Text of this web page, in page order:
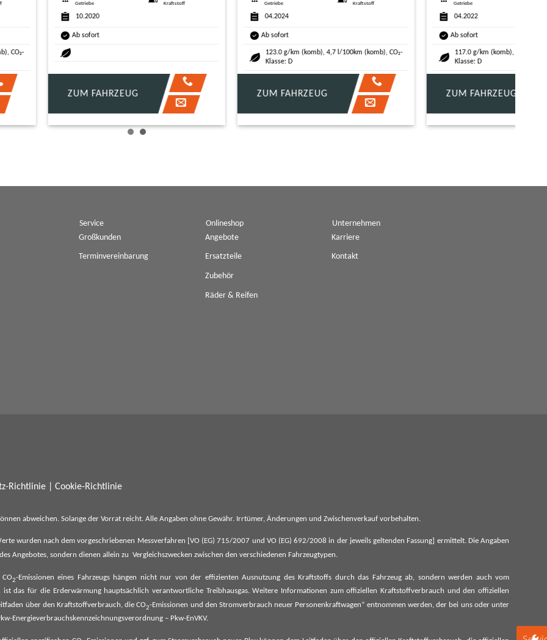
Kraftstoff
km (komb), 4,5 l/100km (komb), CO₂-
Getriebe Kraftstoff
ZUM FAHRZEUG
Getriebe Kraftstoff
121.0 g/km (komb), 4,6 l/100km (komb), CO₂-
ZUM FAHRZEUG
Service
Großkunden
Terminvereinbarung
Onlineshop
Angebote
Ersatzteile
Zubehör
Räder & Reifen
Unternehmen
Karriere
Kontakt
Richtlinie Cookie-Richtlinie
abweichen. Solange der Vorrat reicht. Alle Angaben ohne Gewähr. Irrtümer, Änderungen und Zwischenverkauf vorbehalten.
wurden nach dem vorgeschriebenen Messverfahren [VO (EG) 715/2007 und VO (EG) 692/2008 in der jeweils geltenden Fassung] ermittelt. Die Angaben
Angebotes, sondern dienen allein zu Vergleichszwecken zwischen den verschiedenen Fahrzeugtypen.
2-Emissionen eines Fahrzeugs hängen nicht nur von der effizienten Ausnutzung des Kraftstoffs durch das Fahrzeug ab, sondern werden auch vom
ist das für die Erderwärmung hauptsächlich verantwortliche Treibhausgas. Weitere Informationen zum offiziellen Kraftstoffverbrauch und den offiziellen
über den Kraftstoffverbrauch, die CO2-Emissionen und den Stromverbrauch neuer Personenkraftwagen“ entnommen werden, der bei uns oder unter
Energieverbrauchskennzeichnungsverordnung – Pkw-EnVKV.